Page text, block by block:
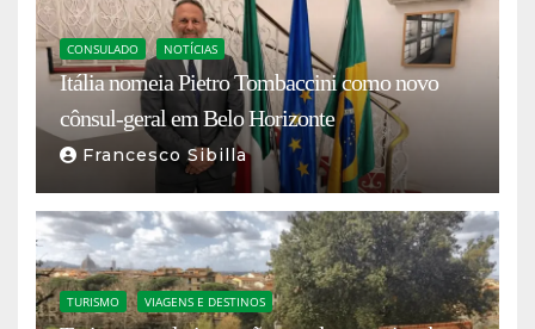
CONSULADO NOTÍCIAS
Itália nomeia Pietro Tombaccini como novo
cônsul-geral em Belo Horizonte
Francesco Sibilla
TURISMO VIAGENS E DESTINOS